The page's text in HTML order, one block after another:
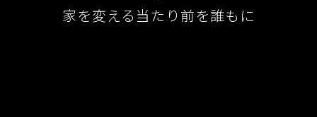
家を変える当たり前を誰もに